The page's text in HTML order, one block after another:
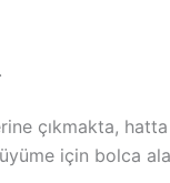
çıkmakta,
için bolca